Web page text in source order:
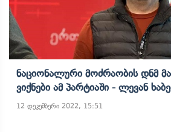
Ნაციონალური Მოძრაობის Დნმ
Ვიქნები Ამ Პარტიაში - Ლევან
12 დეკემბერი 2022, 15:51